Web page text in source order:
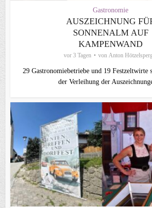
Gastronomie
AUSZEICHNUNG
SONNENALM AUF
KAMPENWAND
vor 3 Tagen von Anton
29 Gastronomiebetriebe und 19 Festzeltwirte
der Verleihung der